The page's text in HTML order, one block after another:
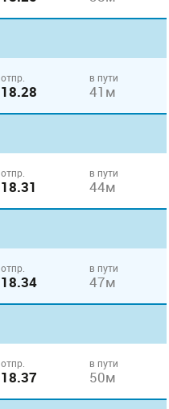
отпр.
18.28
в пути
41м
отпр.
18.31
в пути
44м
отпр.
18.34
в пути
47м
отпр.
18.37
в пути
50м